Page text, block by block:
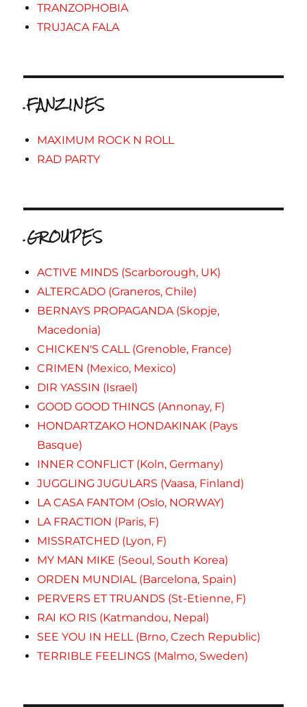
TRANZOPHOBIA
TRUJACA FALA
.FANZINES
MAXIMUM ROCK N ROLL
RAD PARTY
.GROUPES
ACTIVE MINDS (Scarborough, UK)
ALTERCADO (Graneros, Chile)
BERNAYS PROPAGANDA (Skopje,
Macedonia)
CHICKEN'S CALL (Grenoble, France)
CRIMEN (Mexico, Mexico)
DIR YASSIN (Israel)
GOOD GOOD THINGS (Annonay, F)
HONDARTZAKO HONDAKINAK (Pays
Basque)
INNER CONFLICT (Koln, Germany)
JUGGLING JUGULARS (Vaasa, Finland)
LA CASA FANTOM (Oslo, NORWAY)
LA FRACTION (Paris, F)
MISSRATCHED (Lyon, F)
MY MAN MIKE (Seoul, South Korea)
ORDEN MUNDIAL (Barcelona, Spain)
PERVERS ET TRUANDS (St-Etienne, F)
RAI KO RIS (Katmandou, Nepal)
SEE YOU IN HELL (Brno, Czech Republic)
TERRIBLE FEELINGS (Malmo, Sweden)